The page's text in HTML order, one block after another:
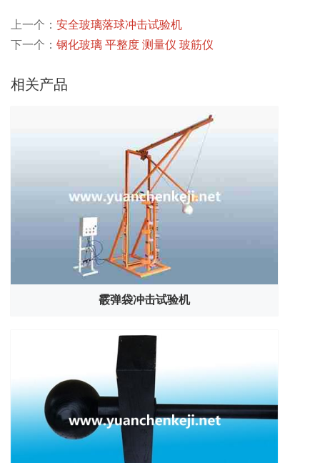
上一个： 安全玻璃落球冲击试验机
下一个： 钢化玻璃 平整度 测量仪 玻筋仪
相关产品
霰弹袋冲击试验机